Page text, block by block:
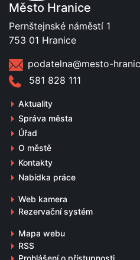
Město Hranice
Pernštejnské náměstí 1
753 01 Hranice
podatelna@mesto-
581 828 111
Aktuality
Správa města
Úřad
O městě
Kontakty
Nabídka práce
Web kamera
Rezervační systém
Mapa webu
RSS
Prohlášení o přístupnosti